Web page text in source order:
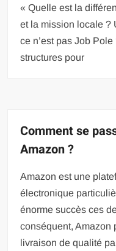
« Quelle est la
et la mission locale ?
ce n’est pas Job
structures pour
Comment se
Amazon ?
Amazon est une
électronique
énorme succès ces
conséquent, Amazon
livraison de qualité